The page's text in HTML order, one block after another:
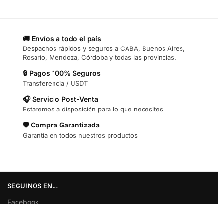
🚚 Envíos a todo el país
Despachos rápidos y seguros a CABA, Buenos Aires,
Rosario, Mendoza, Córdoba y todas las provincias.
🔒 Pagos 100% Seguros
Transferencia / USDT
🎧 Servicio Post-Venta
Estaremos a disposición para lo que necesites
🛡️ Compra Garantizada
Garantía en todos nuestros productos
SEGUINOS EN…
Facebook